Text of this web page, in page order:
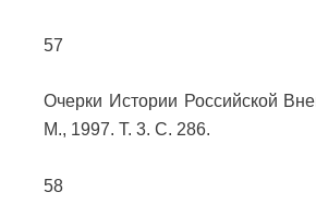
57
Очерки Истории Российской
М., 1997. Т. 3. С. 286.
58